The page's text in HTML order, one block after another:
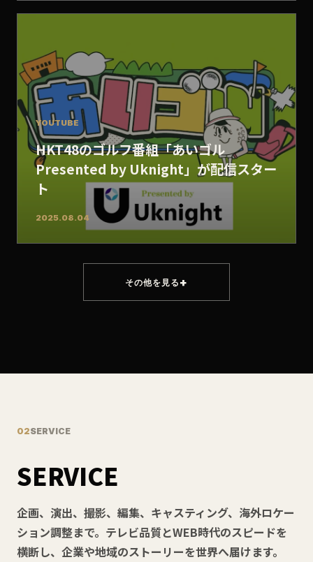
YOUTUBE
HKT48のゴルフ番組「あいゴル
Presented by Uknight」が配信スター
ト
2025.08.04
その他を見る
02SERVICE
SERVICE
企画、演出、撮影、編集、キャスティング、海外ロケー
ション調整まで。テレビ品質とWEB時代のスピードを
横断し、企業や地域のストーリーを世界へ届けます。